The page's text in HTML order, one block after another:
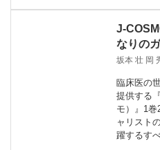
J-
なりの
坂本 壮 岡
臨床医の
提供する
モ）』1
ャリスト
躍するす